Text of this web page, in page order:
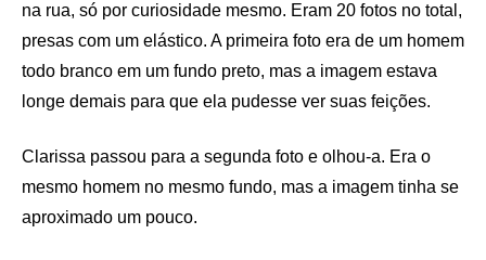
na rua, só por curiosidade mesmo. Eram 20 fotos no total,
presas com um elástico. A primeira foto era de um homem
todo branco em um fundo preto, mas a imagem estava
longe demais para que ela pudesse ver suas feições.
Clarissa passou para a segunda foto e olhou-a. Era o
mesmo homem no mesmo fundo, mas a imagem tinha se
aproximado um pouco.